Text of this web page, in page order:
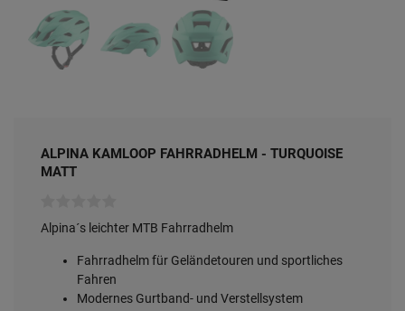
ALPINA KAMLOOP FAHRRADHELM - TURQUOISE
MATT
Alpina´s leichter MTB Fahrradhelm
Fahrradhelm für Geländetouren und sportliches
Fahren
Modernes Gurtband- und Verstellsystem